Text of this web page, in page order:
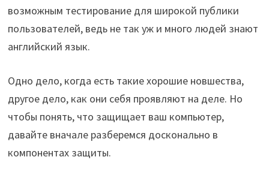
возможным тестирование для широкой публики
пользователей, ведь не так уж и много людей знают
английский язык.
Одно дело, когда есть такие хорошие новшества,
другое дело, как они себя проявляют на деле. Но
чтобы понять, что защищает ваш компьютер,
давайте вначале разберемся досконально в
компонентах защиты.